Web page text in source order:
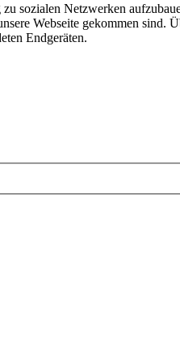
sozialen Netzwerken
Webseite gekommen sind.
Endgeräten.